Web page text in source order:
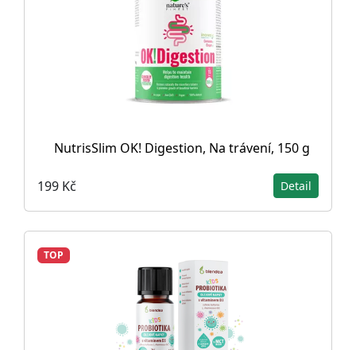
NutrisSlim OK! Digestion, Na trávení, 150 g
199 Kč Detail
TOP